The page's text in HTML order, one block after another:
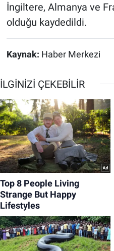
İngiltere, Almanya ve
olduğu kaydedildi.
Kaynak: Haber Merkezi